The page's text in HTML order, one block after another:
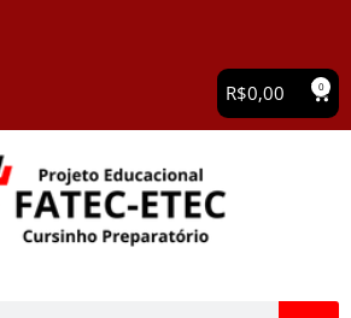
R$0,00 0